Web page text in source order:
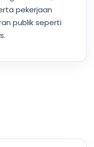
pekerjaan
publik seperti